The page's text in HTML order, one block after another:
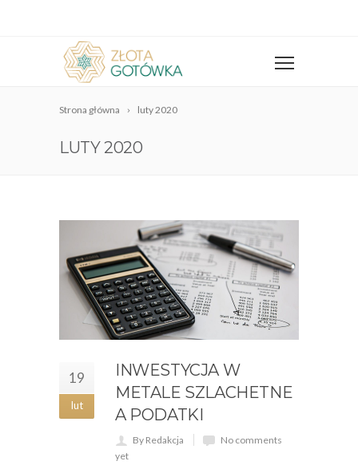
Strona główna luty 2020
LUTY 2020
19
lut
INWESTYCJA W
METALE SZLACHETNE
A PODATKI
By Redakcja
No comments
yet